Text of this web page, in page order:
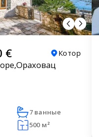
€ Котор
7 ванные
500 м²